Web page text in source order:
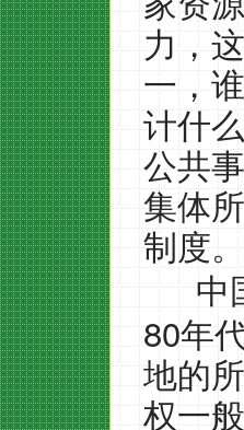
力，
一，
计什
公共
集体
制度。
中
80年
地的
权一